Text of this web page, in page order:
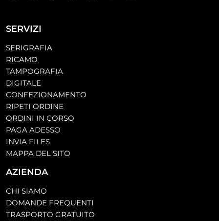
SERVIZI
SERIGRAFIA
RICAMO
TAMPOGRAFIA
DIGITALE
CONFEZIONAMENTO
RIPETI ORDINE
ORDINI IN CORSO
PAGA ADESSO
INVIA FILES
MAPPA DEL SITO
AZIENDA
CHI SIAMO
DOMANDE FREQUENTI
TRASPORTO GRATUITO